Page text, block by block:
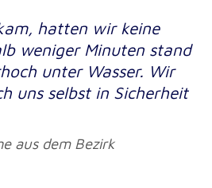
hatten wir keine
weniger Minuten stand
unter Wasser. Wir
uns selbst in Sicherheit
aus dem Bezirk
Google Karten